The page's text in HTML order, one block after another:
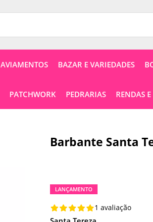
AVIAMENTOS BAZAR E VARIEDADES
PATCHWORK PEDRARIAS RENDAS
Barbante Santa
LANÇAMENTO
1 avaliação